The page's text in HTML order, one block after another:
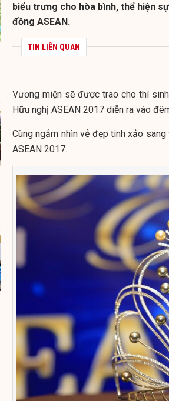
biểu trưng cho hòa bình, thể hiện
đồng ASEAN.
TIN LIÊN QUAN
Vương miện sẽ được trao cho thí
Hữu nghị ASEAN 2017 diễn ra vào
Cùng ngắm nhìn vẻ đẹp tinh xảo
ASEAN 2017.